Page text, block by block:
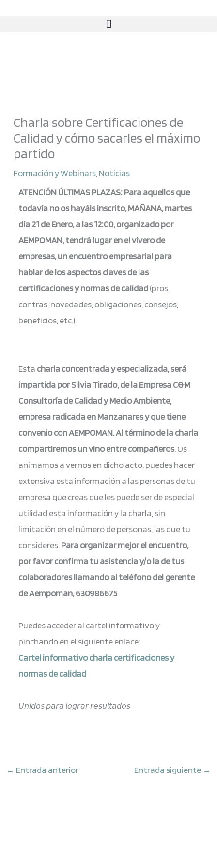
Charla sobre Certificaciones de
Calidad y cómo sacarles el máximo
partido
Formación y Webinars Noticias
ATENCIÓN ÚLTIMAS PLAZAS:Para aquellos que
todavía no os hayáis inscrito, MAÑANA, martes
día 21 de Enero, a las 12:00, organizado por
AEMPOMAN, tendrá lugar en el vivero de
empresas, un encuentro empresarial para
hablarde los aspectos claves de las
certificaciones y normas de calidad(pros,
contras, novedades, obligaciones, consejos,
beneficios, etc.).
Esta charla concentrada y especializada, será
impartida por Silvia Tirado, de la Empresa C&M
Consultoría de Calidad y Medio Ambiente,
empresa radicada en Manzanares y que tiene
convenio con AEMPOMAN. Al término de la charla
compartiremos un vino entre compañeros. Os
animamos a vernos en dicho acto, puedes hacer
extensiva esta información a las personas de tu
empresa que creas que les puede ser de especial
utilidad esta información y la charla, sin
limitación en el número de personas, las que tu
consideres. Para organizar mejor el encuentro,
por favor confirma tu asistencia y/o la de tus
colaboradores llamando al teléfono del gerente
de Aempoman, 630986675.
Puedes acceder al cartel informativo y
pinchando en el siguiente enlace:
Cartel informativo charla certificaciones y
normas de calidad
𝘜𝘯𝘪𝘥𝘰𝘴 𝘱𝘢𝘳𝘢 𝘭𝘰𝘨𝘳𝘢𝘳 𝘳𝘦𝘴𝘶𝘭𝘵𝘢𝘥𝘰𝘴
← Entrada anterior Entrada siguiente →